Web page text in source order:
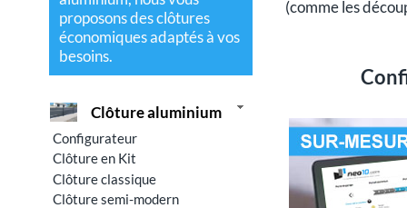
proposons des clôtures
économiques adaptés à vos
besoins.
Clôture aluminium
Configurateur
Clôture en Kit
Clôture classique
Clôture semi-modern
(comme les